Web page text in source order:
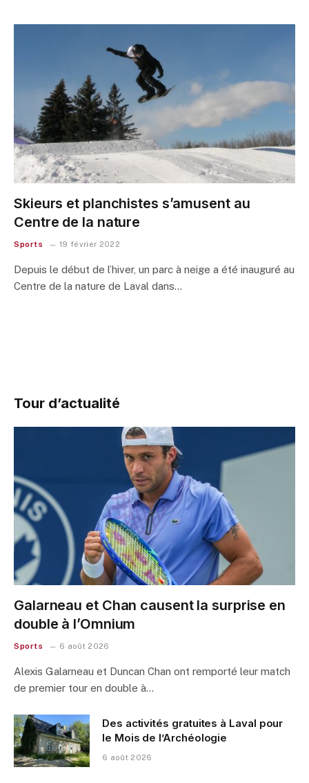
Skieurs et planchistes s’amusent au
Centre de la nature
Sports 19 février 2022
Depuis le début de l’hiver, un parc à neige a été inauguré au
Centre de la nature de Laval dans…
Tour d’actualité
Galarneau et Chan causent la surprise en
double à l’Omnium
Sports 6 août 2026
Alexis Galarneau et Duncan Chan ont remporté leur match
de premier tour en double à…
Des activités gratuites à Laval pour
le Mois de l’Archéologie
6 août 2026